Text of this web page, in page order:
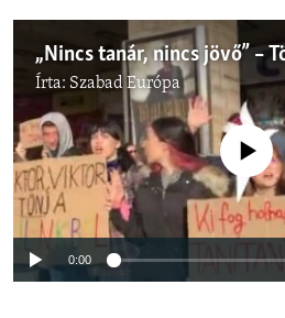
Írta: Szabad Európa
Jelenleg nincs
0:00